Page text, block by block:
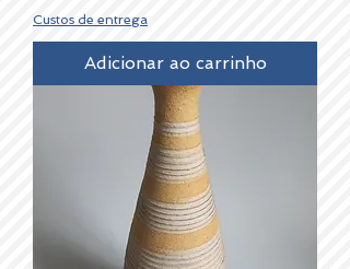
Custos de entrega
Adicionar ao carrinho